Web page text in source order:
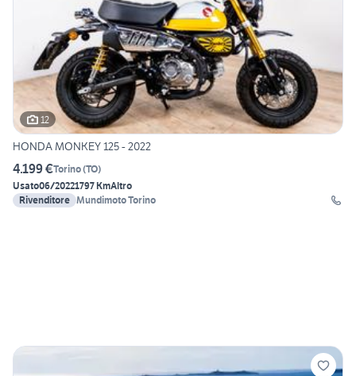
12
HONDA MONKEY 125 - 2022
4.199 €Torino(TO)
Usato06/20221797 KmAltro
Rivenditore Mundimoto Torino